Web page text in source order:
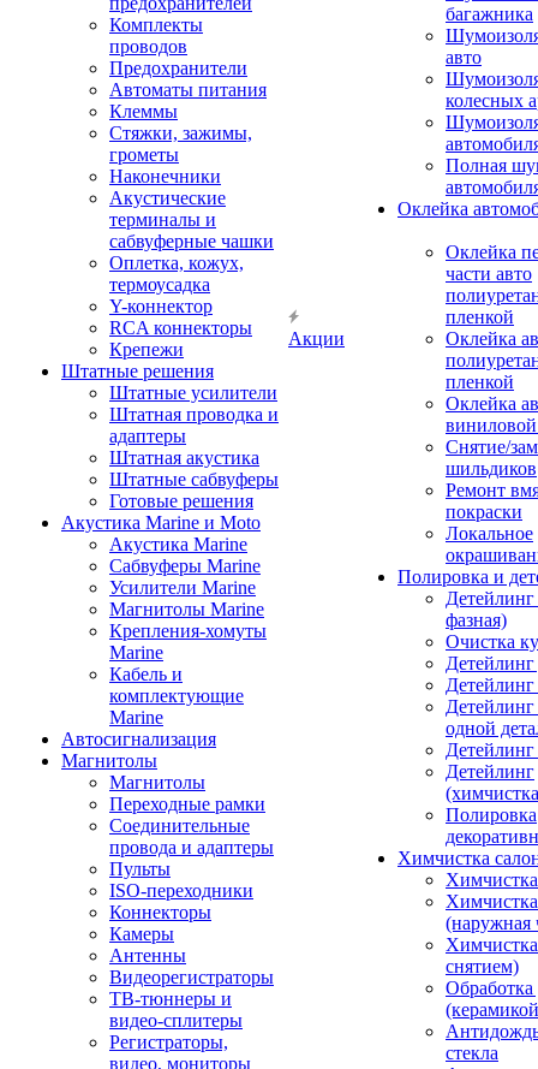
Комплекты
проводов
Предохранители
Автоматы питания
Клеммы
Стяжки, зажимы,
грометы
Наконечники
Акустические
терминалы и
сабвуферные чашки
Оплетка, кожух,
термоусадка
Y-коннектор
RCA коннекторы
Крепежи
Штатные решения
Штатные усилители
Штатная проводка и
адаптеры
Штатная акустика
Штатные сабвуферы
Готовые решения
Акустика Marine и Moto
Акустика Marine
Сабвуферы Marine
Усилители Marine
Магнитолы Marine
Крепления-хомуты
Marine
Кабель и
комплектующие
Marine
Автосигнализация
Магнитолы
Магнитолы
Переходные рамки
Соединительные
провода и адаптеры
Пульты
ISO-переходники
Коннекторы
Камеры
Антенны
Видеорегистраторы
ТВ-тюннеры и
видео-сплитеры
Регистраторы,
видео, мониторы
Акции
багажника
авто
колесных
Полная
Оклейка
Оклейка
части авто
пленкой
Оклейка
пленкой
Оклейка
Снятие/
шильдиков
Ремонт
покраски
Локальное
Полировка и
фазная)
Очистка
Детейлинг
одной
Детейлинг
Полировка
Химчистка
(наружная
снятием)
Обработка
стекла